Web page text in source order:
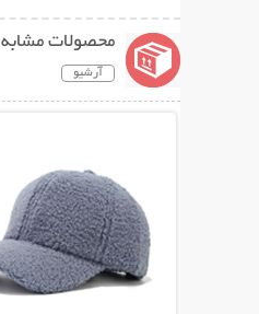
محصولات مشابه
آرشیو